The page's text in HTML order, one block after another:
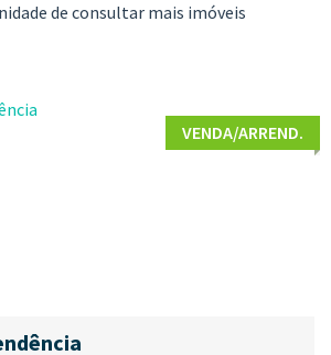
de consultar mais imóveis
VENDA/ARREND.